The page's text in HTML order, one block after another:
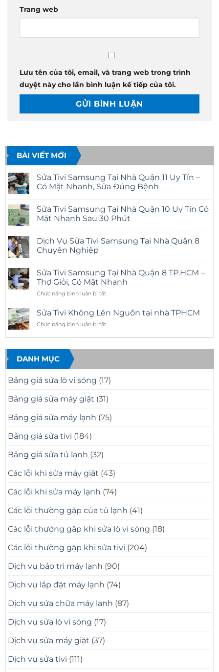
Trang web
Lưu tên của tôi, email, và trang web trong trình
duyệt này cho lần bình luận kế tiếp của tôi.
BÀI VIẾT MỚI
Sửa Tivi Samsung Tại Nhà Quận 11 Uy Tín –
Có Mặt Nhanh, Sửa Đúng Bệnh
bình
luận
ở
Samsung
Tại
Nhà
Uy
Tín
Có
Mặt
Sửa
Đúng
Bệnh
Sửa Tivi Samsung Tại Nhà Quận 10 Uy Tín Có
Mặt Nhanh Sau 30 Phút
bình
luận
ở
Samsung
Tại
Nhà
Quận
10
Tín
Có
Mặt
Sau
Phút
Dịch Vụ Sửa Tivi Samsung Tại Nhà Quận 8
Chuyên Nghiệp
bình
luận
ở
Dịch
Vụ
Tivi
Samsung
Tại
Quận
Chuyên
Nghiệp
Sửa Tivi Samsung Tại Nhà Quận 8 TP.HCM –
Thợ Giỏi, Có Mặt Nhanh
Chức năng bình luận bị tắtở
Tivi
Samsung
Tại
8
–
Thợ
Giỏi,
Mặt
Sửa Tivi Không Lên Nguồn tại nhà TPHCM
Chức năng bình luận bị tắtở
Không
nhà
DANH MỤC
Bảng giá sửa lò vi sóng (17)
Bảng giá sửa máy giặt (31)
Bảng giá sửa máy lạnh (75)
Bảng giá sửa tivi (184)
Bảng giá sửa tủ lạnh (32)
Các lỗi khi sửa máy giặt (43)
Các lỗi khi sửa máy lạnh (74)
Các lỗi thường gặp của tủ lạnh (41)
Các lỗi thường gặp khi sửa lò vi sóng (18)
Các lỗi thường gặp khi sửa tivi (204)
Dịch vụ bảo trì máy lạnh (90)
Dịch vụ lắp đặt máy lạnh (74)
Dịch vụ sửa chữa máy lạnh (87)
Dịch vụ sửa lò vi sóng (17)
Dịch vụ sửa máy giặt (37)
Dịch vụ sửa tivi (111)